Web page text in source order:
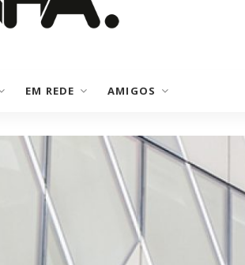
EM REDE AMIGOS